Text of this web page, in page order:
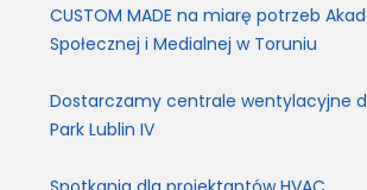
CUSTOM MADE na miarę potrzeb
Społecznej i Medialnej w Toruniu
Dostarczamy centrale wentylacyjne
Park Lublin IV